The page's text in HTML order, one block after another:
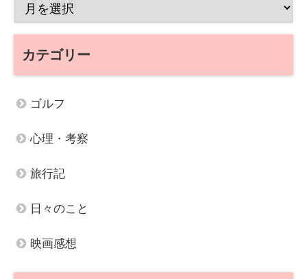
カテゴリー
ゴルフ
心理・考察
旅行記
日々のこと
映画感想